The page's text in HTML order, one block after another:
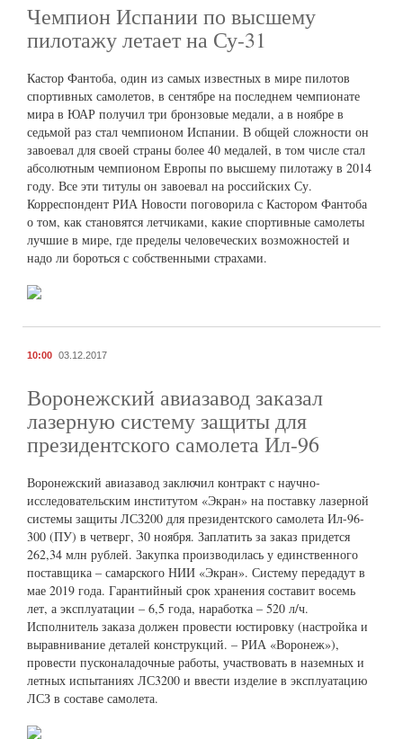
Чемпион Испании по высшему
пилотажу летает на Су-31
Кастор Фантоба, один из самых известных в мире пилотов
спортивных самолетов, в сентябре на последнем чемпионате
мира в ЮАР получил три бронзовые медали, а в ноябре в
седьмой раз стал чемпионом Испании. В общей сложности он
завоевал для своей страны более 40 медалей, в том числе стал
абсолютным чемпионом Европы по высшему пилотажу в 2014
году. Все эти титулы он завоевал на российских Су.
Корреспондент РИА Новости поговорила с Кастором Фантоба
о том, как становятся летчиками, какие спортивные самолеты
лучшие в мире, где пределы человеческих возможностей и
надо ли бороться с собственными страхами.
10:00 03.12.2017
Воронежский авиазавод заказал
лазерную систему защиты для
президентского самолета Ил-96
Воронежский авиазавод заключил контракт с научно-
исследовательским институтом «Экран» на поставку лазерной
системы защиты ЛСЗ200 для президентского самолета Ил-96-
300 (ПУ) в четверг, 30 ноября. Заплатить за заказ придется
262,34 млн рублей. Закупка производилась у единственного
поставщика – самарского НИИ «Экран». Систему передадут в
мае 2019 года. Гарантийный срок хранения составит восемь
лет, а эксплуатации – 6,5 года, наработка – 520 л/ч.
Исполнитель заказа должен провести юстировку (настройка и
выравнивание деталей конструкций. – РИА «Воронеж»),
провести пусконаладочные работы, участвовать в наземных и
летных испытаниях ЛС3200 и ввести изделие в эксплуатацию
ЛСЗ в составе самолета.